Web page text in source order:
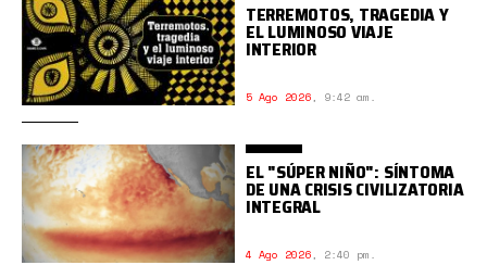
TERREMOTOS, TRAGEDIA Y
EL LUMINOSO VIAJE
INTERIOR
5 Ago 2026, 9:42 am.
EL "SÚPER NIÑO": SÍNTOMA
DE UNA CRISIS CIVILIZATORIA
INTEGRAL
4 Ago 2026, 2:40 pm.